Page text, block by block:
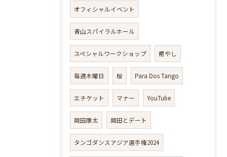
オフィシャルイベント
青山スパイラルホール
スペシャルワークショップ 癒やし
毎週木曜日 桜 Para Dos Tango
エチケット マナー YouTube
岡田康太 岡田とデート
タンゴダンスアジア選手権2024